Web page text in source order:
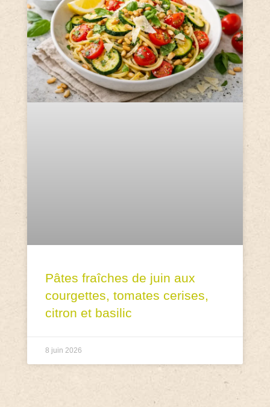
Pâtes fraîches de juin aux
courgettes, tomates cerises,
citron et basilic
8 juin 2026